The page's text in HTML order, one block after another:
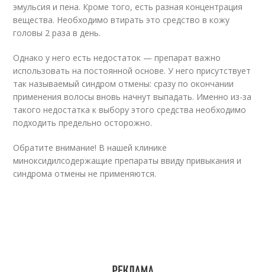
эмульсия и пена. Кроме того, есть разная концентрация
вещества. Необходимо втирать это средство в кожу
головы 2 раза в день.
Однако у него есть недостаток — препарат важно
использовать на постоянной основе. У него присутствует
так называемый синдром отмены: сразу по окончании
применения волосы вновь начнут выпадать. Именно из-за
такого недостатка к выбору этого средства необходимо
подходить предельно осторожно.
Обратите внимание! В нашей клинике
миноксидилсодержащие препараты ввиду привыкания и
синдрома отмены не применяются.